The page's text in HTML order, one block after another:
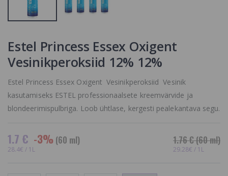
Estel Princess Essex Oxigent
Vesinikperoksiid 12% 12%
Estel Princess Essex Oxigent Vesinikperoksiid Vesinik
kasutamiseks ESTEL professionaalsete kreemvärvide ja
blondeerimispulbriga. Loob ühtlase, kergesti pealekantava segu.
1.7 € -3% (60 ml)
28.4€ / 1L
1.76 €(60 ml)
29.28€ / 1L